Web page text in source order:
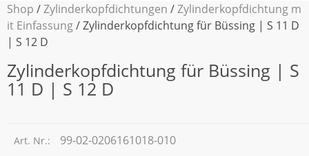
Shop /Zylinderkopfdichtungen /Zylinderkopfdichtung m
it Einfassung/ Zylinderkopfdichtung für Büssing | S 11 D
| S 12 D
Zylinderkopfdichtung für Büssing | S
11 D | S 12 D
Art. Nr.: 99-02-0206161018-010